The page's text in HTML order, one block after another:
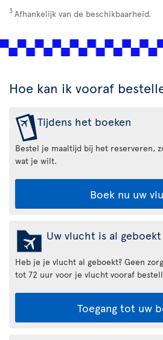
3 Afhankelijk van de beschikbaarheid.
Hoe kan ik vooraf
Tijdens het boeken
Bestel je maaltijd bij het reserveren,
wat je wilt.
Boek nu uw
Uw vlucht is al geboekt
Heb je je vlucht al geboekt? Geen
tot 72 uur voor je vlucht vooraf
Toegang tot uw